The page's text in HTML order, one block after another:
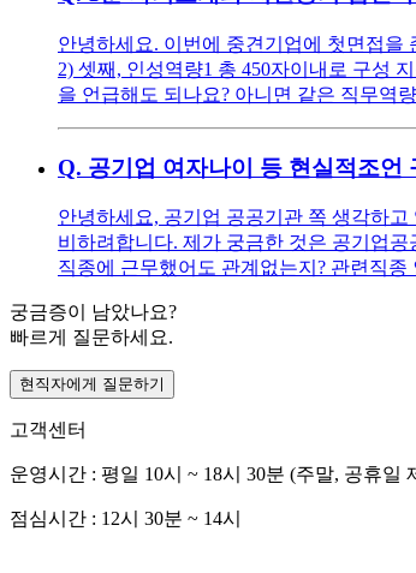
안녕하세요. 이번에 중견기업에 첫면접을
2) 셋째, 인성역량1 총 450자이내로 구성
을 언급해도 되나요? 아니면 같은 직무역
Q. 공기업 여자나이 등 현실적조언
안녕하세요, 공기업 공공기관 쪽 생각하
비하려합니다. 제가 궁금한 것은 공기업
직종에 근무했어도 관계없는지? 관련직
궁금증이 남았나요?
빠르게 질문하세요.
현직자에게 질문하기
고객센터
운영시간 : 평일 10시 ~ 18시 30분 (주말, 공휴일
점심시간 : 12시 30분 ~ 14시